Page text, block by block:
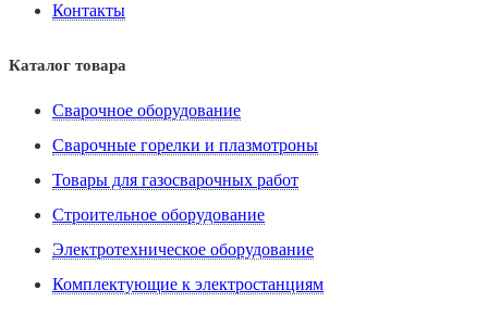
Контакты
Каталог товара
Сварочное оборудование
Сварочные горелки и плазмотроны
Товары для газосварочных работ
Строительное оборудование
Электротехническое оборудование
Комплектующие к электростанциям